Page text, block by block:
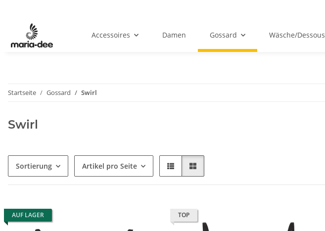
Accessoires Damen Gossard Wäsche/Dessous
Startseite Gossard Swirl
Swirl
Sortierung Artikel pro Seite
AUF LAGER TOP